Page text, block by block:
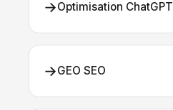
→Optimisation ChatGPT
→GEO SEO